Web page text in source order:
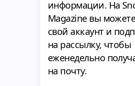
информации. На
Magazine вы
свой аккаунт и
на рассылку, чтобы
еженедельно
на почту.